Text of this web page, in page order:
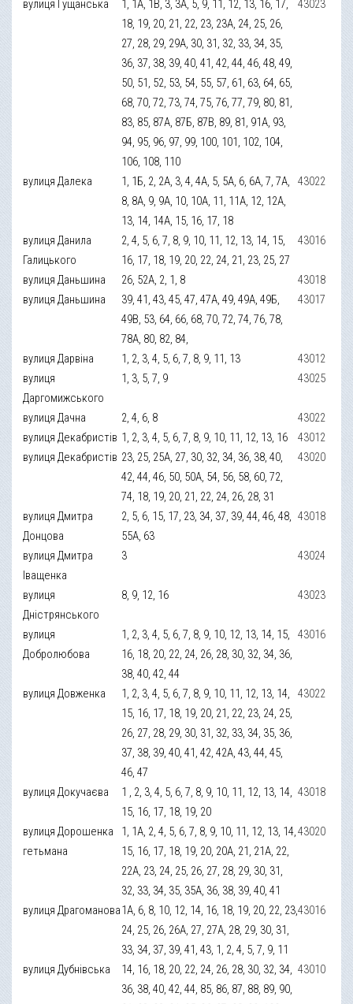
вулиця Гущанська
1, 1А, 1В, 3, 3А, 5, 9, 11, 12, 13, 16, 17,
18, 19, 20, 21, 22, 23, 23А, 24, 25, 26,
27, 28, 29, 29А, 30, 31, 32, 33, 34, 35,
36, 37, 38, 39, 40, 41, 42, 44, 46, 48, 49,
50, 51, 52, 53, 54, 55, 57, 61, 63, 64, 65,
68, 70, 72, 73, 74, 75, 76, 77, 79, 80, 81,
83, 85, 87А, 87Б, 87В, 89, 81, 91А, 93,
94, 95, 96, 97, 99, 100, 101, 102, 104,
106, 108, 110
43023
вулиця Далека
1, 1Б, 2, 2А, 3, 4, 4А, 5, 5А, 6, 6А, 7, 7А,
8, 8А, 9, 9А, 10, 10А, 11, 11А, 12, 12А,
13, 14, 14А, 15, 16, 17, 18
43022
вулиця Данила
Галицького
2, 4, 5, 6, 7, 8, 9, 10, 11, 12, 13, 14, 15,
16, 17, 18, 19, 20, 22, 24, 21, 23, 25, 27
43016
вулиця Даньшина 26, 52А, 2, 1, 8
43018
вулиця Даньшина
39, 41, 43, 45, 47, 47А, 49, 49А, 49Б,
49В, 53, 64, 66, 68, 70, 72, 74, 76, 78,
78А, 80, 82, 84,
43017
вулиця Дарвіна 1, 2, 3, 4, 5, 6, 7, 8, 9, 11, 13
43012
вулиця
Даргомижського
1, 3, 5, 7, 9 43025
вулиця Дачна 2, 4, 6, 8
43022
вулиця Декабристів 1, 2, 3, 4, 5, 6, 7, 8, 9, 10, 11, 12, 13, 16
43012
вулиця Декабристів 23, 25, 25А, 27, 30, 32, 34, 36, 38, 40,
42, 44, 46, 50, 50А, 54, 56, 58, 60, 72,
74, 18, 19, 20, 21, 22, 24, 26, 28, 31
43020
вулиця Дмитра
Донцова
2, 5, 6, 15, 17, 23, 34, 37, 39, 44, 46, 48,
55А, 63
43018
вулиця Дмитра
Іващенка
3 43024
вулиця
Дністрянського
8, 9, 12, 16 43023
вулиця
Добролюбова
1, 2, 3, 4, 5, 6, 7, 8, 9, 10, 12, 13, 14, 15,
16, 18, 20, 22, 24, 26, 28, 30, 32, 34, 36,
38, 40, 42, 44
43016
вулиця Довженка
1, 2, 3, 4, 5, 6, 7, 8, 9, 10, 11, 12, 13, 14,
15, 16, 17, 18, 19, 20, 21, 22, 23, 24, 25,
26, 27, 28, 29, 30, 31, 32, 33, 34, 35, 36,
37, 38, 39, 40, 41, 42, 42А, 43, 44, 45,
46, 47
43022
вулиця Докучаєва
1 , 2, 3, 4, 5, 6, 7, 8, 9, 10, 11, 12, 13, 14,
15, 16, 17, 18, 19, 20
43018
вулиця Дорошенка
гетьмана
1, 1А, 2, 4, 5, 6, 7, 8, 9, 10, 11, 12, 13, 14,
15, 16, 17, 18, 19, 20, 20А, 21, 21А, 22,
22А, 23, 24, 25, 26, 27, 28, 29, 30, 31,
32, 33, 34, 35, 35А, 36, 38, 39, 40, 41
43020
вулиця Драгоманова1А, 6, 8, 10, 12, 14, 16, 18, 19, 20, 22, 23,
24, 25, 26, 26А, 27, 27А, 28, 29, 30, 31,
33, 34, 37, 39, 41, 43, 1, 2, 4, 5, 7, 9, 11
43016
вулиця Дубнівська
14, 16, 18, 20, 22, 24, 26, 28, 30, 32, 34,
36, 38, 40, 42, 44, 85, 86, 87, 88, 89, 90,
43010